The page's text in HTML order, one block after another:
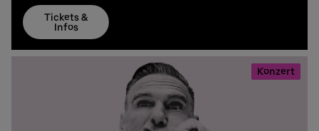
Tickets &
Infos
Konzert